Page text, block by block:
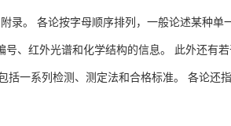
录。 各论按字母顺序排列，一般论述某种
号、红外光谱和化学结构的信息。 此外还
括一系列检测、测定法和合格标准。 各论还